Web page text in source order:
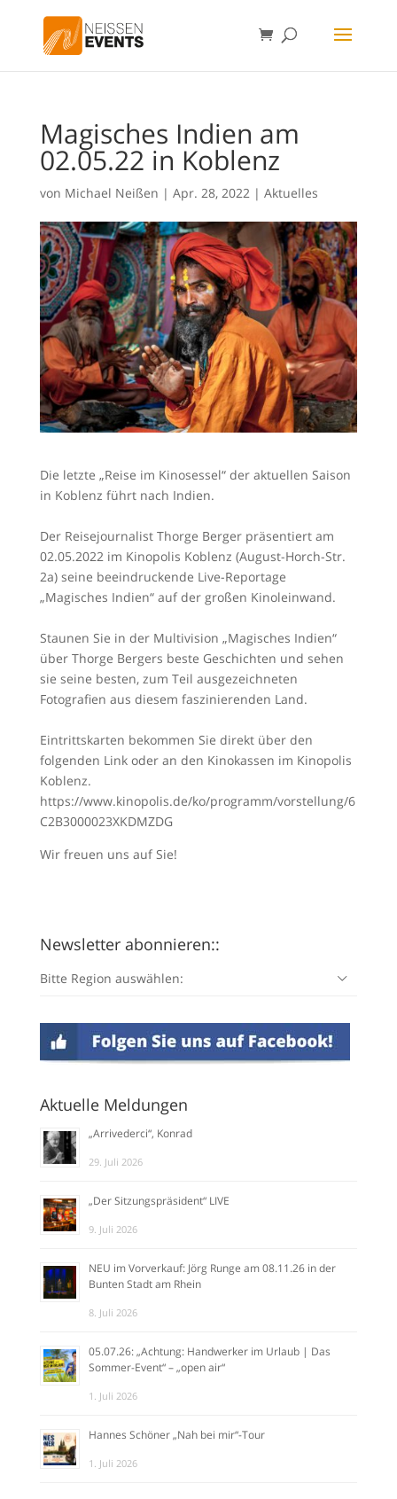
Magisches Indien am
02.05.22 in Koblenz
von Michael Neißen | Apr. 28, 2022| Aktuelles
Die letzte „Reise im Kinosessel“ der aktuellen Saison
in Koblenz führt nach Indien.
Der Reisejournalist Thorge Berger präsentiert am
02.05.2022 im Kinopolis Koblenz (August-Horch-Str.
2a) seine beeindruckende Live-Reportage
„Magisches Indien“ auf der großen Kinoleinwand.
Staunen Sie in der Multivision „Magisches Indien“
über Thorge Bergers beste Geschichten und sehen
sie seine besten, zum Teil ausgezeichneten
Fotografien aus diesem faszinierenden Land.
Eintrittskarten bekommen Sie direkt über den
folgenden Link oder an den Kinokassen im Kinopolis
Koblenz.
https://www.kinopolis.de/ko/programm/vorstellung/6
C2B3000023XKDMZDG
Wir freuen uns auf Sie!
Newsletter abonnieren::
Bitte Region auswählen:
Aktuelle Meldungen
„Arrivederci“, Konrad
29. Juli 2026
„Der Sitzungspräsident“ LIVE
9. Juli 2026
NEU im Vorverkauf: Jörg Runge am 08.11.26 in der
Bunten Stadt am Rhein
8. Juli 2026
05.07.26: „Achtung: Handwerker im Urlaub | Das
Sommer-Event“ – „open air“
1. Juli 2026
Hannes Schöner „Nah bei mir“-Tour
1. Juli 2026